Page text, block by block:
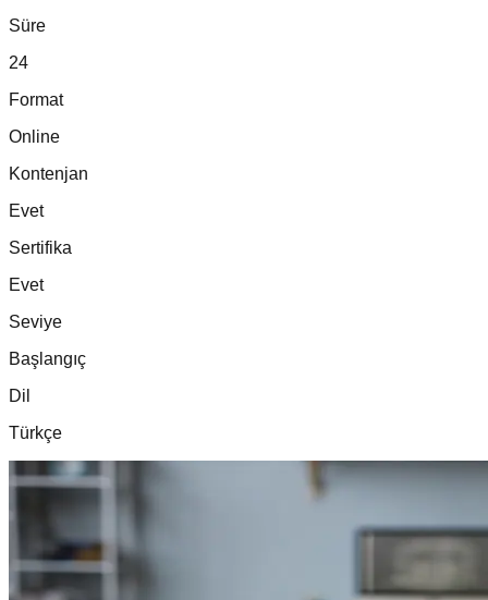
Süre
24
Format
Online
Kontenjan
Evet
Sertifika
Evet
Seviye
Başlangıç
Dil
Türkçe